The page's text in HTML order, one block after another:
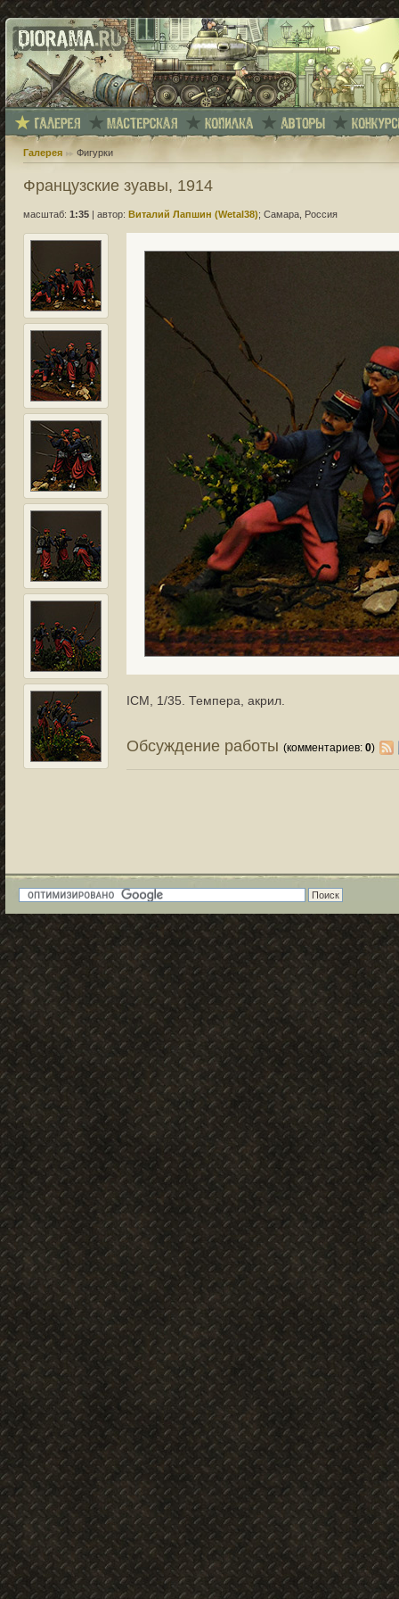
Галерея Фигурки
Французские зуавы, 1914
масштаб: 1:35 автор: Виталий Лапшин (Wetal38); Самара, Россия
ICM, 1/35. Темпера, акрил.
Обсуждение работы(комментариев:0)